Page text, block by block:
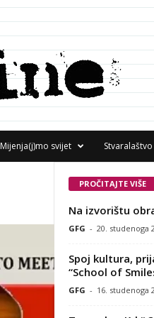
Mijenja(j)mo svijet Stvaralaštvo
PROČITAJTE VIŠE
Na izvorištu
GFG - 20. studenoga
Spoj kultura,
“School of
GFG - 16. studenoga